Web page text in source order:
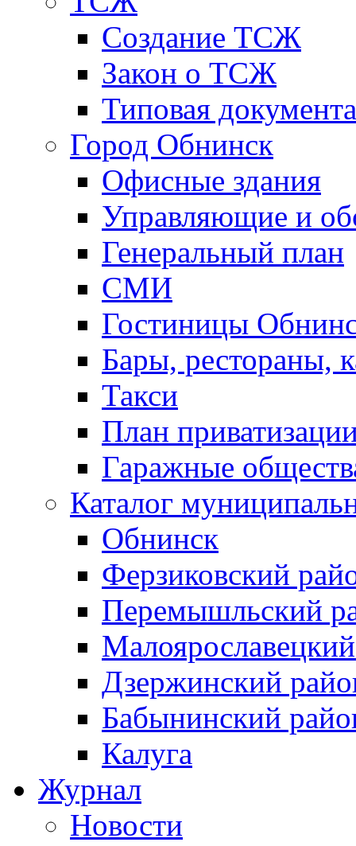
Создание ТСЖ
Закон о ТСЖ
Типовая
Город Обнинск
Офисные здания
Управляющие и
Генеральный план
СМИ
Гостиницы
Бары, рестораны,
Такси
План
Гаражные
Каталог
Обнинск
Ферзиковский
Перемышльский
Дзержинский
Бабынинский
Калуга
Журнал
Новости